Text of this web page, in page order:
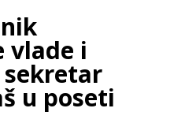
vlade i
u poseti